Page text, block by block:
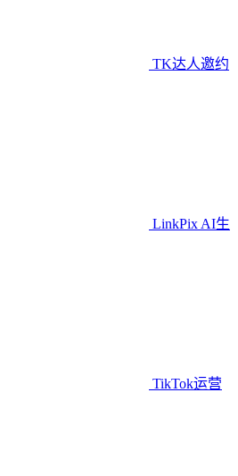
TK达人邀约
LinkPix AI生
TikTok运营